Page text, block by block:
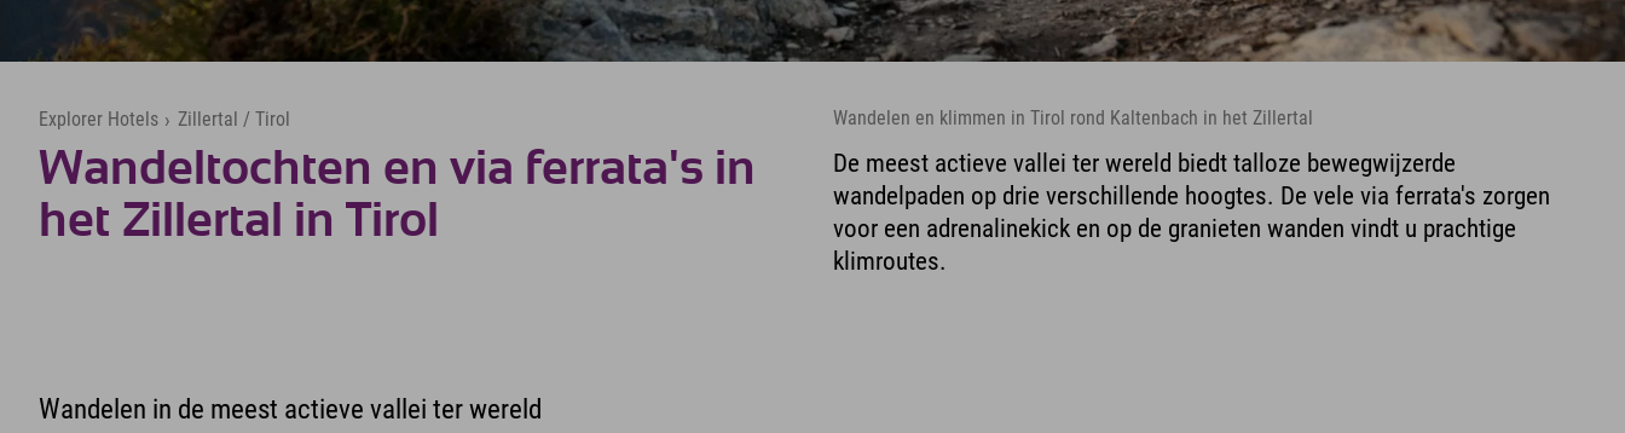
Explorer Hotels › Zillertal / Tirol
Wandeltochten en via ferrata's in
het Zillertal in Tirol
Wandelen en klimmen in Tirol rond Kaltenbach in het Zillertal
De meest actieve vallei ter wereld biedt talloze bewegwijzerde
wandelpaden op drie verschillende hoogtes. De vele via ferrata's zorgen
voor een adrenalinekick en op de granieten wanden vindt u prachtige
klimroutes.
Wandelen in de meest actieve vallei ter wereld